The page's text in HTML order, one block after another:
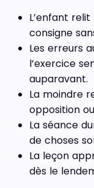
L’enfant
consigne
Les erreurs
l’exercice
auparavant.
La moindre
opposition
La séance
de choses
La leçon
dès le